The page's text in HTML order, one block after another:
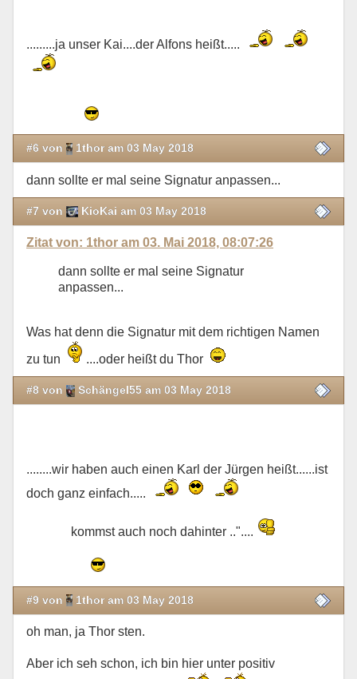
.........ja unser Kai....der Alfons heißt.....
#6 von 1thor am 03 May 2018
dann sollte er mal seine Signatur anpassen...
#7 von KioKai am 03 May 2018
Zitat von: 1thor am 03. Mai 2018, 08:07:26
dann sollte er mal seine Signatur
anpassen...
Was hat denn die Signatur mit dem richtigen Namen
zu tun
....oder heißt du Thor
#8 von Schängel55 am 03 May 2018
........wir haben auch einen Karl der Jürgen heißt......ist
doch ganz einfach.....
kommst auch noch dahinter .."....
#9 von 1thor am 03 May 2018
oh man, ja Thor sten.
Aber ich seh schon, ich bin hier unter positiv